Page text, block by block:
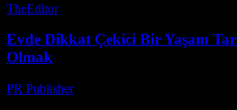
TheEditor-
Evde Dikkat Çekici Bir Yaşam
Olmak
PR Publisher-